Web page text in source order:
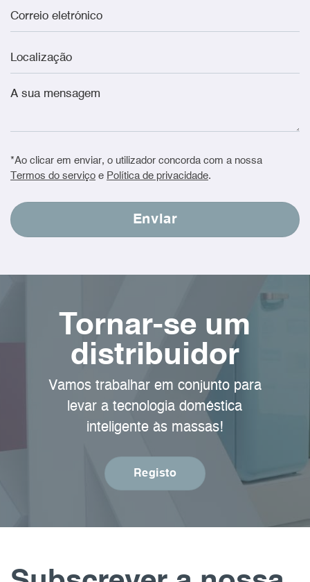
*Ao clicar em enviar, o utilizador concorda com a nossa
Termos do serviço e Política de privacidade.
Tornar-se um
distribuidor
Vamos trabalhar em conjunto para
levar a tecnologia doméstica
inteligente às massas!
Registo